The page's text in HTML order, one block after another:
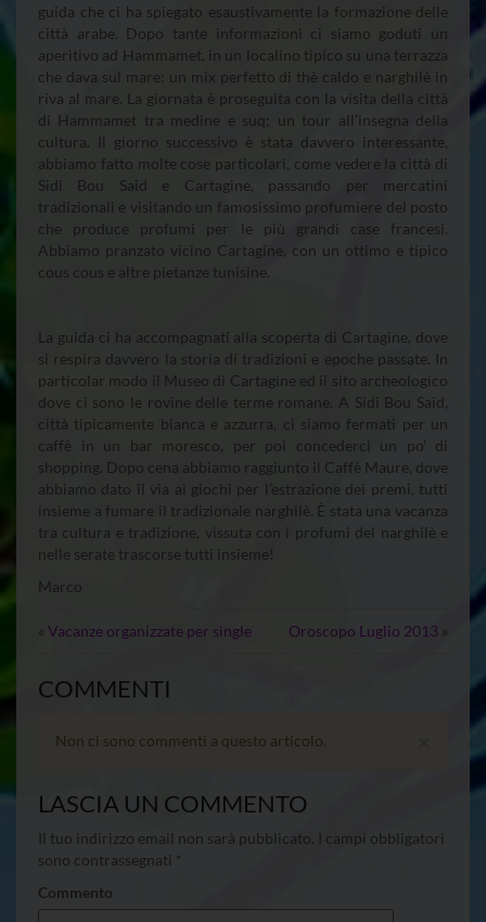
guida che ci ha spiegato esaustivamente la formazione delle
città arabe. Dopo tante informazioni ci siamo goduti un
aperitivo ad Hammamet, in un localino tipico su una terrazza
che dava sul mare: un mix perfetto di thè caldo e narghilè in
riva al mare. La giornata è proseguita con la visita della città
di Hammamet tra medine e suq; un tour all’insegna della
cultura. Il giorno successivo è stata davvero interessante,
abbiamo fatto molte cose particolari, come vedere la città di
Sidi Bou Said e Cartagine, passando per mercatini
tradizionali e visitando un famosissimo profumiere del posto
che produce profumi per le più grandi case francesi.
Abbiamo pranzato vicino Cartagine, con un ottimo e tipico
cous cous e altre pietanze tunisine.
La guida ci ha accompagnati alla scoperta di Cartagine, dove
si respira davvero la storia di tradizioni e epoche passate. In
particolar modo il Museo di Cartagine ed il sito archeologico
dove ci sono le rovine delle terme romane. A Sidi Bou Said,
città tipicamente bianca e azzurra, ci siamo fermati per un
caffè in un bar moresco, per poi concederci un po’ di
shopping. Dopo cena abbiamo raggiunto il Caffè Maure, dove
abbiamo dato il via ai giochi per l’estrazione dei premi, tutti
insieme a fumare il tradizionale narghilè. È stata una vacanza
tra cultura e tradizione, vissuta con i profumi del narghilè e
nelle serate trascorse tutti insieme!
Marco
« Vacanze organizzate per single Oroscopo Luglio 2013 »
COMMENTI
Non ci sono commenti a questo articolo.
LASCIA UN COMMENTO
Il tuo indirizzo email non sarà pubblicato.
I campi obbligatori
sono contrassegnati *
Commento